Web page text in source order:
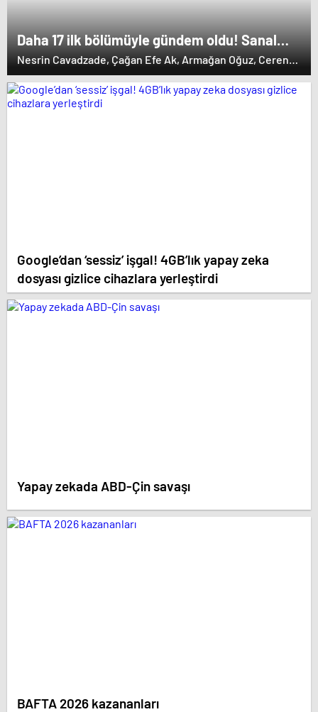
Daha 17 ilk bölümüyle gündem oldu! Sanal
medyada yorum yağdı
Nesrin Cavadzade, Çağan Efe Ak, Armağan Oğuz, Ceren
Ayruk, Ata Yaşat, Dilara Aksüyek, Çağdaş Onur Öztürk,
Melis Babadağ, Helin Elveren ve Bülent Seyran gibi
isimlerin kadrosunda yer aldığı ‘Daha 17’ ekran
Google’dan ‘sessiz’ işgal! 4GB’lık yapay zeka
dosyası gizlice cihazlara yerleştirdi
Yapay zekada ABD-Çin savaşı
BAFTA 2026 kazananları